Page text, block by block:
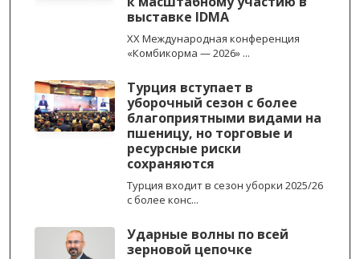
выставке IDMA
XX Международная конференция
«Комбикорма — 2026» ...
Турция вступает в
уборочный сезон с более
благоприятными видами на
пшеницу, но торговые и
ресурсные риски
сохраняются
Турция входит в сезон уборки 2025/26
с более конс...
Ударные волны по всей
зерновой цепочке